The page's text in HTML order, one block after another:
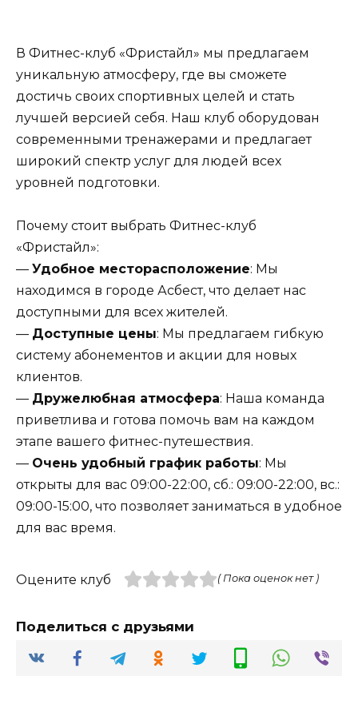
В Фитнес-клуб «Фристайл» мы предлагаем
уникальную атмосферу, где вы сможете
достичь своих спортивных целей и стать
лучшей версией себя. Наш клуб оборудован
современными тренажерами и предлагает
широкий спектр услуг для людей всех
уровней подготовки.
Почему стоит выбрать Фитнес-клуб
«Фристайл»:
— Удобное месторасположение: Мы
находимся в городе Асбест, что делает нас
доступными для всех жителей.
— Доступные цены: Мы предлагаем гибкую
систему абонементов и акции для новых
клиентов.
— Дружелюбная атмосфера: Наша команда
приветлива и готова помочь вам на каждом
этапе вашего фитнес-путешествия.
— Очень удобный график работы: Мы
открыты для вас 09:00-22:00, сб.: 09:00-22:00, вс.:
09:00-15:00, что позволяет заниматься в удобное
для вас время.
Оцените клуб ( Пока оценок нет )
Поделиться с друзьями